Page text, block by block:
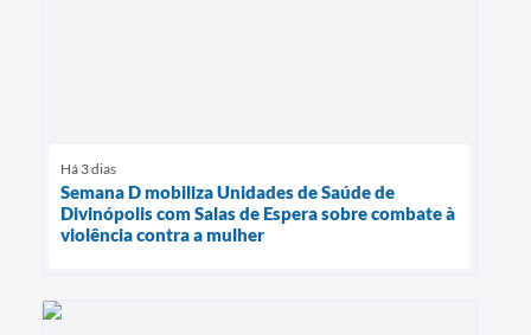
Há 3 dias
Semana D mobiliza Unidades de Saúde de
Divinópolis com Salas de Espera sobre combate à
violência contra a mulher